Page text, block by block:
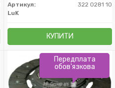
Артикул:
322 0281 10
LuK
КУПИТИ
Передплата
обов'язкова